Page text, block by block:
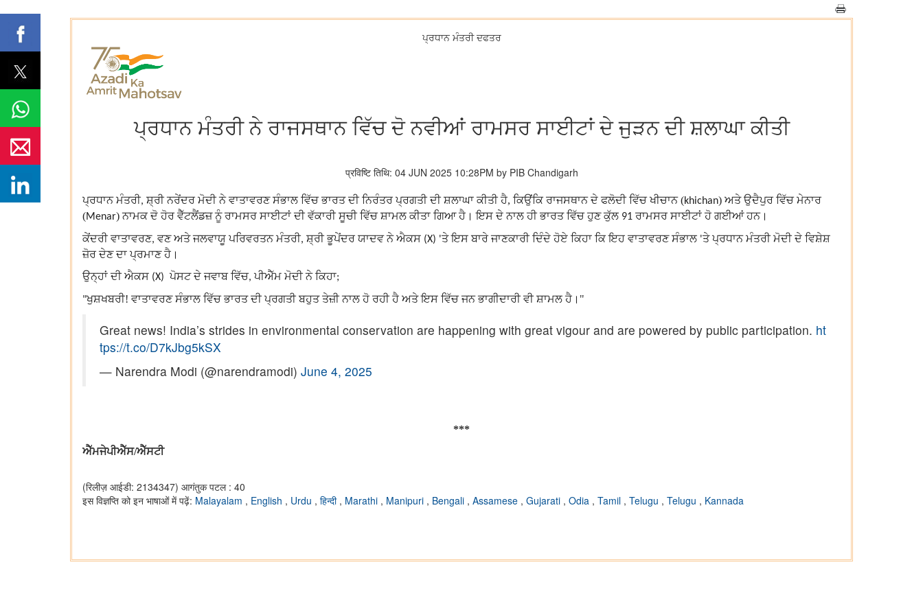
ਪ੍ਰਧਾਨ ਮੰਤਰੀ ਦਫਤਰ
ਪ੍ਰਧਾਨ ਮੰਤਰੀ ਨੇ ਰਾਜਸਥਾਨ ਵਿੱਚ ਦੋ ਨਵੀਆਂ ਰਾਮਸਰ ਸਾਈਟਾਂ ਦੇ ਜੁੜਨ ਦੀ ਸ਼ਲਾਘਾ ਕੀਤੀ
प्रविष्टि तिथि: 04 JUN 2025 10:28PM by PIB Chandigarh
ਪ੍ਰਧਾਨ ਮੰਤਰੀ, ਸ਼੍ਰੀ ਨਰੇਂਦਰ ਮੋਦੀ ਨੇ ਵਾਤਾਵਰਣ ਸੰਭਾਲ ਵਿੱਚ ਭਾਰਤ ਦੀ ਨਿਰੰਤਰ ਪ੍ਰਗਤੀ ਦੀ ਸ਼ਲਾਘਾ ਕੀਤੀ ਹੈ, ਕਿਉਂਕਿ ਰਾਜਸਥਾਨ ਦੇ ਫਲੋਦੀ ਵਿੱਚ ਖੀਚਾਨ (khichan) ਅਤੇ ਉਦੈਪੁਰ ਵਿੱਚ ਮੇਨਾਰ
(Menar) ਨਾਮਕ ਦੋ ਹੋਰ ਵੈੱਟਲੈਂਡਜ਼ ਨੂੰ ਰਾਮਸਰ ਸਾਈਟਾਂ ਦੀ ਵੱਕਾਰੀ ਸੂਚੀ ਵਿੱਚ ਸ਼ਾਮਲ ਕੀਤਾ ਗਿਆ ਹੈ। ਇਸ ਦੇ ਨਾਲ ਹੀ ਭਾਰਤ ਵਿੱਚ ਹੁਣ ਕੁੱਲ 91 ਰਾਮਸਰ ਸਾਈਟਾਂ ਹੋ ਗਈਆਂ ਹਨ।
ਕੇਂਦਰੀ ਵਾਤਾਵਰਣ, ਵਣ ਅਤੇ ਜਲਵਾਯੂ ਪਰਿਵਰਤਨ ਮੰਤਰੀ, ਸ਼੍ਰੀ ਭੂਪੇਂਦਰ ਯਾਦਵ ਨੇ ਐਕਸ (X) 'ਤੇ ਇਸ ਬਾਰੇ ਜਾਣਕਾਰੀ ਦਿੰਦੇ ਹੋਏ ਕਿਹਾ ਕਿ ਇਹ ਵਾਤਾਵਰਣ ਸੰਭਾਲ 'ਤੇ ਪ੍ਰਧਾਨ ਮੰਤਰੀ ਮੋਦੀ ਦੇ ਵਿਸ਼ੇਸ਼
ਜ਼ੋਰ ਦੇਣ ਦਾ ਪ੍ਰਮਾਣ ਹੈ।
ਉਨ੍ਹਾਂ ਦੀ ਐਕਸ (X)ਪੋਸਟ ਦੇ ਜਵਾਬ ਵਿੱਚ,ਪੀਐੱਮ ਮੋਦੀ ਨੇ ਕਿਹਾ;
"ਖੁਸ਼ਖਬਰੀ! ਵਾਤਾਵਰਣ ਸੰਭਾਲ ਵਿੱਚ ਭਾਰਤ ਦੀ ਪ੍ਰਗਤੀ ਬਹੁਤ ਤੇਜ਼ੀ ਨਾਲ ਹੋ ਰਹੀ ਹੈ ਅਤੇ ਇਸ ਵਿੱਚ ਜਨ ਭਾਗੀਦਾਰੀ ਵੀ ਸ਼ਾਮਲ ਹੈ।"
Great news! India’s strides in environmental conservation are happening with great vigour and are powered by public participation. ht
tps://t.co/D7kJbg5kSX
— Narendra Modi (@narendramodi) June 4, 2025
***
ਐੱਮਜੇਪੀਐੱਸ/ਐੱਸਟੀ
(रिलीज़ आईडी: 2134347) आगंतुक पटल : 40
इस विज्ञप्ति को इन भाषाओं में पढ़ें: Malayalam , English , Urdu , हिन्दी , Marathi , Manipuri , Bengali , Assamese , Gujarati , Odia , Tamil , Telugu , Telugu , Kannada